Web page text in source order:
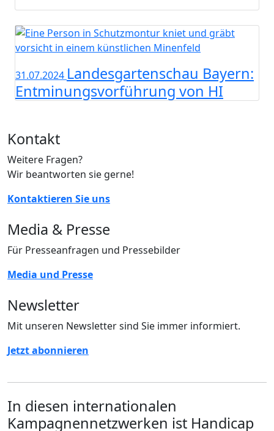
31.07.2024 Landesgartenschau Bayern:
Entminungsvorführung von HI
Kontakt
Weitere Fragen?
Wir beantworten sie gerne!
Kontaktieren Sie uns
Media & Presse
Für Presseanfragen und Pressebilder
Media und Presse
Newsletter
Mit unseren Newsletter sind Sie immer informiert.
Jetzt abonnieren
In diesen internationalen
Kampagnennetzwerken ist Handicap